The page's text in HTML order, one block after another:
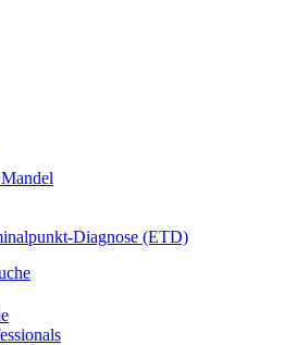
Diagnose (ETD)